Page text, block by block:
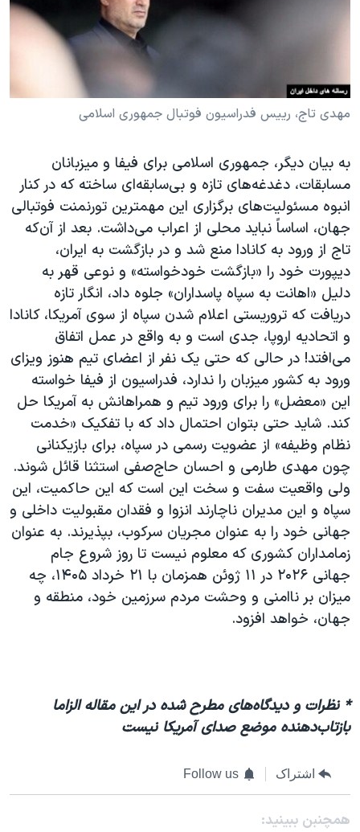
مهدی تاج، رییس فدراسیون فوتبال جمهوری اسلامی
به بیان دیگر، جمهوری اسلامی برای فیفا و میزبانان
مسابقات، دغدغه‌های تازه و بی‌سابقه‌ای ساخته که در کنار
انبوه مسئولیت‌های برگزاری این مهمترین تورنمنت فوتبالی
جهان، اساساً نباید محلی از اعراب می‌داشت. بعد از آن‌که
تاج از ورود به کانادا منع شد و در بازگشت به ایران،
دیپورت خود را «بازگشت خودخواسته» و نوعی قهر به
دلیل «اهانت به سپاه پاسداران» جلوه داد، انگار تازه
دریافت که تروریستی اعلام شدن سپاه از سوی آمریکا، کانادا
و اتحادیه اروپا، جدی است و به واقع در عمل اتفاق
می‌افتد! در حالی که حتی یک نفر از اعضای تیم هنوز ویزای
ورود به کشور میزبان را ندارد، فدراسیون از فیفا خواسته
این «معضل» را برای ورود تیم و همراهانش به آمریکا حل
کند. شاید حتی بتوان احتمال داد که با تفکیک «خدمت
نظام وظیفه» از عضویت رسمی در سپاه، برای بازیکنانی
چون مهدی طارمی و احسان حاج‌صفی استثنا قائل شوند.
ولی واقعیت سفت و سخت این است که این حاکمیت، این
سپاه و این مدیران ناچارند انزوا و فقدان مقبولیت داخلی و
جهانی خود را به عنوان مجریان سرکوب، بپذیرند. به عنوان
زمامداران کشوری که معلوم نیست تا روز شروع جام
جهانی ۲۰۲۶ در ۱۱ ژوئن همزمان با ۲۱ خرداد ۱۴۰۵، چه
میزان بر ناامنی و وحشت مردم سرزمین خود، منطقه و
جهان، خواهد افزود.
* نظرات و دیدگاه‌های مطرح شده در این مقاله الزاما
بازتاب‌دهنده موضع صدای آمریکا نیست
اشتراک Follow us
همچنبن ببینید: